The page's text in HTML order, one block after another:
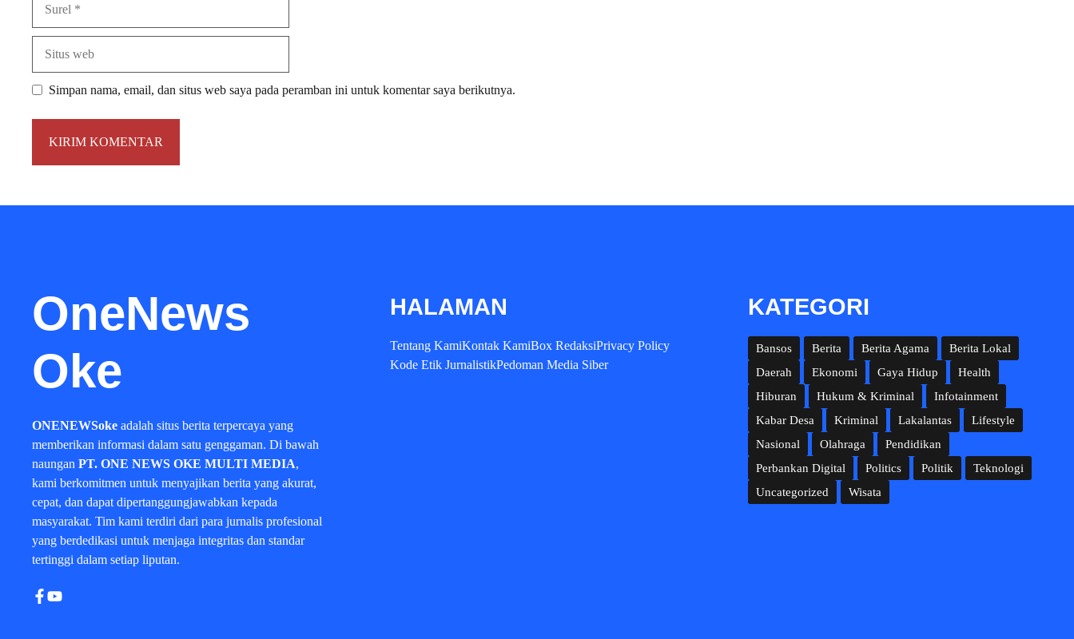
Simpan nama, email, dan situs web saya pada peramban ini untuk komentar saya berikutnya.
OneNews
Oke
ONENEWSoke adalah situs berita terpercaya yang
memberikan informasi dalam satu genggaman. Di bawah
naungan PT. ONE NEWS OKE MULTI MEDIA,
kami berkomitmen untuk menyajikan berita yang akurat,
cepat, dan dapat dipertanggungjawabkan kepada
masyarakat. Tim kami terdiri dari para jurnalis profesional
yang berdedikasi untuk menjaga integritas dan standar
tertinggi dalam setiap liputan.
HALAMAN
Tentang KamiKontak KamiBox RedaksiPrivacy Policy
Kode Etik JurnalistikPedoman Media Siber
KATEGORI
Bansos Berita Berita Agama
Berita Lokal
Daerah
Ekonomi Gaya Hidup
Health
Hiburan
Hukum & Kriminal
Infotainment
Kabar Desa
Kriminal Lakalantas
Lifestyle
Nasional
Olahraga
Pendidikan
Perbankan Digital
Politics Politik
Teknologi
Uncategorized
Wisata